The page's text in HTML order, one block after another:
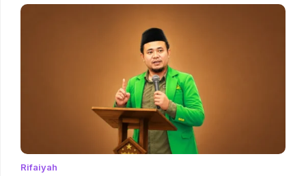
Rifaiyah